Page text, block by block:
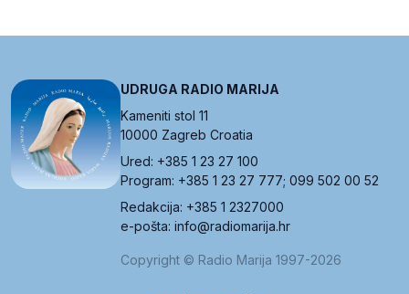
UDRUGA RADIO MARIJA
Kameniti stol 11
10000 Zagreb Croatia
Ured: +385 1 23 27 100
Program: +385 1 23 27 777; 099 502 00 52
Redakcija: +385 1 2327000
e-pošta: info@radiomarija.hr
Copyright © Radio Marija 1997-2026